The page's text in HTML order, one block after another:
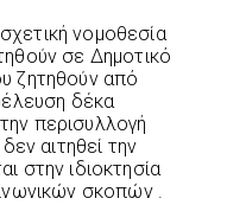
νομοθεσία
σε Δημοτικό
ζητηθούν από
δέκα
περισυλλογή
αιτηθεί την
στην ιδιοκτησία
σκοπών .